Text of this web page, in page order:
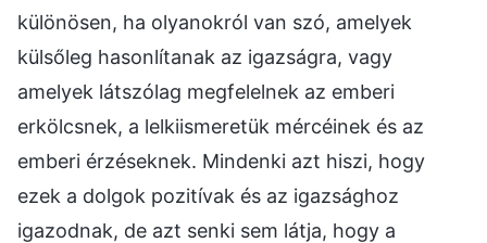
különösen, ha olyanokról van szó, amelyek
külsőleg hasonlítanak az igazságra, vagy
amelyek látszólag megfelelnek az emberi
erkölcsnek, a lelkiismeretük mércéinek és az
emberi érzéseknek. Mindenki azt hiszi, hogy
ezek a dolgok pozitívak és az igazsághoz
igazodnak, de azt senki sem látja, hogy a